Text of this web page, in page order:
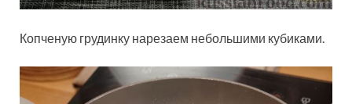
Копченую грудинку нарезаем небольшими кубиками.